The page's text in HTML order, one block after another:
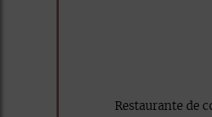
Restaurante de